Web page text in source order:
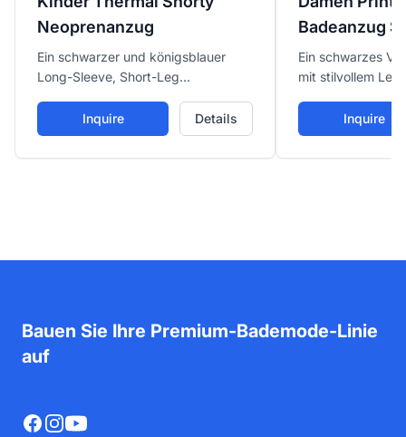
Neoprenanzug
Ein schwarzer und königsblauer
Long-Sleeve, Short-Leg
vollem Frontreißverschluss für
einfaches Anziehen und thermischer
Isolierung für sicheres Wasserspiel.
Inquire Details
Badeanzug
Ein schwarzes V-
mit stilvollem
Bikini-Bottoms,
Passform und
für Strand- und
Inquire
Bauen Sie Ihre Premium-Bademode-Linie
auf
Facebook
Instagram
YouTube